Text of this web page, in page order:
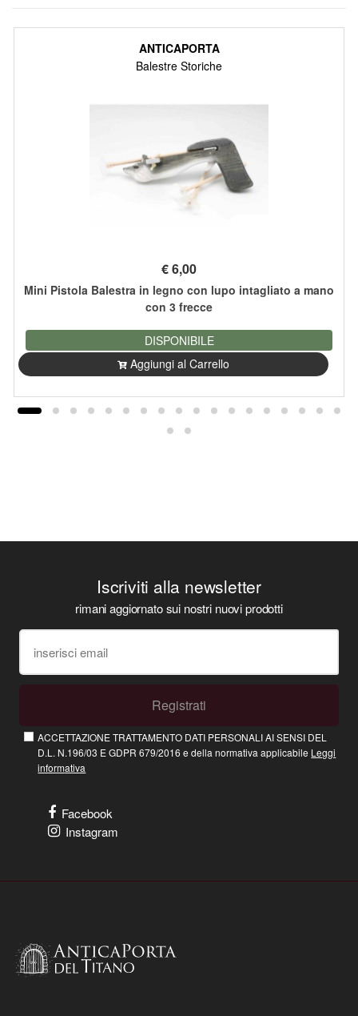
ANTICAPORTA
Balestre Storiche
€6,00
Mini Pistola Balestra in legno con lupo intagliato a mano
con 3 frecce
DISPONIBILE
Aggiungi al Carrello
Iscriviti alla newsletter
rimani aggiornato sui nostri nuovi prodotti
Registrati
ACCETTAZIONE TRATTAMENTO DATI PERSONALI AI SENSI DEL
D.L. N.196/03 E GDPR 679/2016 e della normativa applicabile Leggi
informativa
Facebook
Instagram